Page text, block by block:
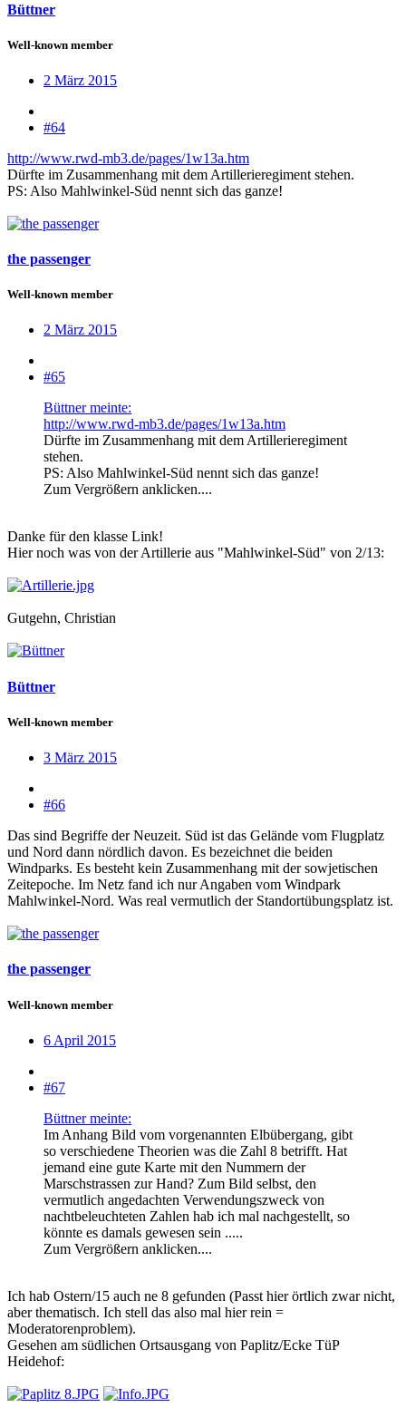
Büttner
Well-known member
2 März 2015
#64
http://www.rwd-mb3.de/pages/1w13a.htm
Dürfte im Zusammenhang mit dem Artillerieregiment stehen.
PS: Also Mahlwinkel-Süd nennt sich das ganze!
the passenger
Well-known member
2 März 2015
#65
Büttner meinte:
http://www.rwd-mb3.de/pages/1w13a.htm
Dürfte im Zusammenhang mit dem Artillerieregiment
stehen.
PS: Also Mahlwinkel-Süd nennt sich das ganze!
Zum Vergrößern anklicken....
Danke für den klasse Link!
Hier noch was von der Artillerie aus "Mahlwinkel-Süd" von 2/13:
Gutgehn, Christian
Büttner
Well-known member
3 März 2015
#66
Das sind Begriffe der Neuzeit. Süd ist das Gelände vom Flugplatz
und Nord dann nördlich davon. Es bezeichnet die beiden
Windparks. Es besteht kein Zusammenhang mit der sowjetischen
Zeitepoche. Im Netz fand ich nur Angaben vom Windpark
Mahlwinkel-Nord. Was real vermutlich der Standortübungsplatz ist.
the passenger
Well-known member
6 April 2015
#67
Büttner meinte:
Im Anhang Bild vom vorgenannten Elbübergang, gibt
so verschiedene Theorien was die Zahl 8 betrifft. Hat
jemand eine gute Karte mit den Nummern der
Marschstrassen zur Hand? Zum Bild selbst, den
vermutlich angedachten Verwendungszweck von
nachtbeleuchteten Zahlen hab ich mal nachgestellt, so
könnte es damals gewesen sein .....
Zum Vergrößern anklicken....
Ich hab Ostern/15 auch ne 8 gefunden (Passt hier örtlich zwar nicht,
aber thematisch. Ich stell das also mal hier rein =
Moderatorenproblem).
Gesehen am südlichen Ortsausgang von Paplitz/Ecke TüP
Heidehof: